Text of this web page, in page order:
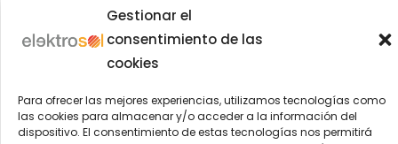
Gestionar el
consentimiento de las
cookies
Para ofrecer las mejores experiencias, utilizamos tecnologías como
las cookies para almacenar y/o acceder a la información del
dispositivo. El consentimiento de estas tecnologías nos permitirá